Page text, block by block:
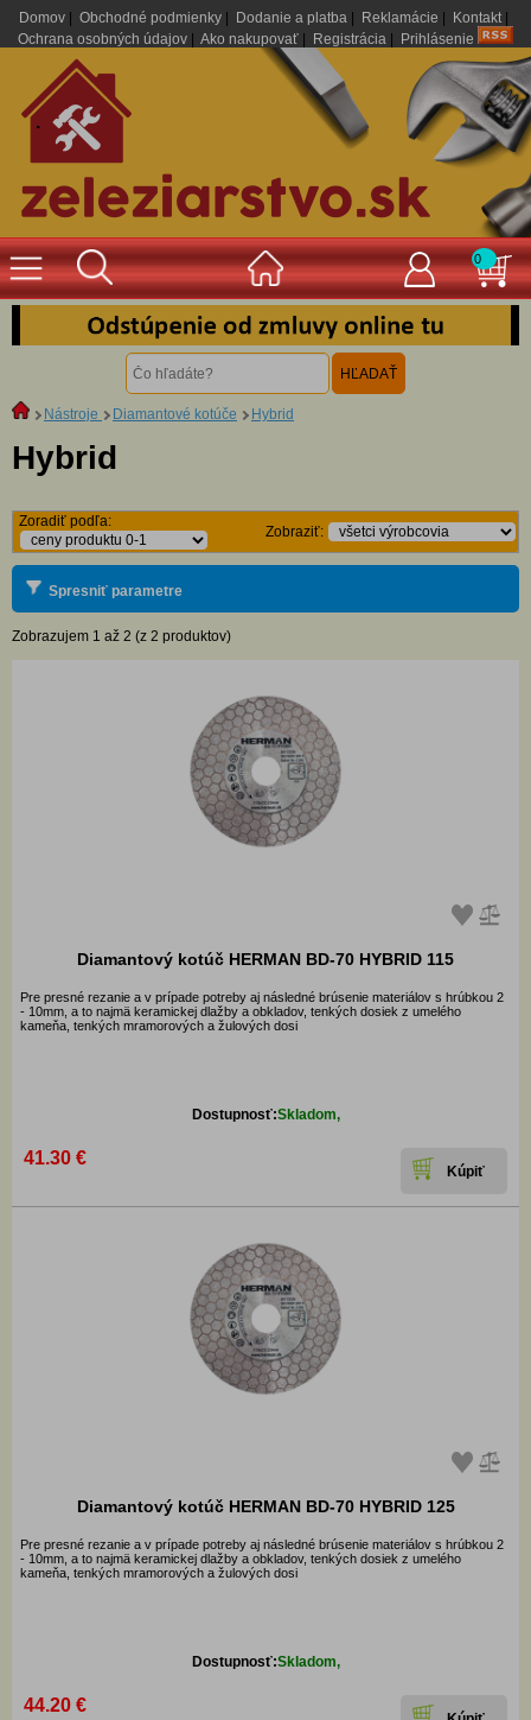
Domov Obchodné podmienky Dodanie a platba Reklamácie Kontakt|
Ochrana osobných údajov
Ako nakupovať Registrácia Prihlásenie
.
0
Nástroje Diamantové kotúče Hybrid
Hybrid
Zoradiť podľa:
Zobraziť:
Spresniť parametre
Zobrazujem 1 až 2 (z 2 produktov)
Diamantový kotúč HERMAN BD-70 HYBRID 115
Pre presné rezanie a v prípade potreby aj následné brúsenie materiálov s hrúbkou 2
- 10mm, a to najmä keramickej dlažby a obkladov, tenkých dosiek z umelého
kameňa, tenkých mramorových a žulových dosi
Dostupnosť:Skladom,
41.30 €
Diamantový kotúč HERMAN BD-70 HYBRID 125
Pre presné rezanie a v prípade potreby aj následné brúsenie materiálov s hrúbkou 2
- 10mm, a to najmä keramickej dlažby a obkladov, tenkých dosiek z umelého
kameňa, tenkých mramorových a žulových dosi
Dostupnosť:Skladom,
44.20 €